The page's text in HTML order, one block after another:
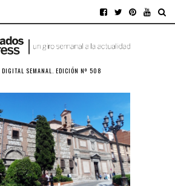
DIGITAL SEMANAL. EDICIÓN Nº 508